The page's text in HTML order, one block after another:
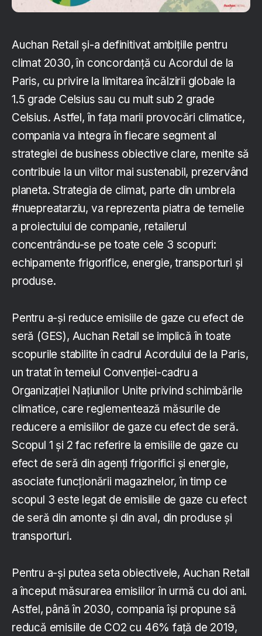
Auchan Retail și-a definitivat ambițiile pentru
climat 2030, în concordanță cu Acordul de la
Paris, cu privire la limitarea încălzirii globale la
1.5 grade Celsius sau cu mult sub 2 grade
Celsius. Astfel, în fața marii provocări climatice,
compania va integra în fiecare segment al
strategiei de business obiective clare, menite să
contribuie la un viitor mai sustenabil, prezervând
planeta. Strategia de climat, parte din umbrela
#nuepreatarziu, va reprezenta piatra de temelie
a proiectului de companie, retailerul
concentrându-se pe toate cele 3 scopuri:
echipamente frigorifice, energie, transporturi și
produse.
Pentru a-și reduce emisiile de gaze cu efect de
seră (GES), Auchan Retail se implică în toate
scopurile stabilite în cadrul Acordului de la Paris,
un tratat în temeiul Convenției-cadru a
Organizației Națiunilor Unite privind schimbările
climatice, care reglementează măsurile de
reducere a emisiilor de gaze cu efect de seră.
Scopul 1 și 2 fac referire la emisiile de gaze cu
efect de seră din agenți frigorifici și energie,
asociate funcționării magazinelor, în timp ce
scopul 3 este legat de emisiile de gaze cu efect
de seră din amonte și din aval, din produse și
transporturi.
Pentru a-și putea seta obiectivele, Auchan Retail
a început măsurarea emisiilor în urmă cu doi ani.
Astfel, până în 2030, compania își propune să
reducă emisiile de CO2 cu 46% față de 2019,